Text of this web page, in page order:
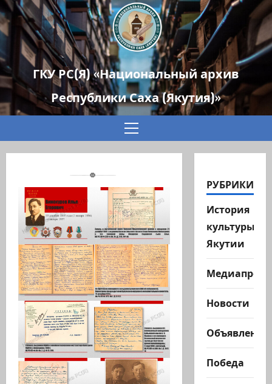
ГКУ РС(Я) «Национальный архив
Республики Саха (Якутия)»
Основное
РУБРИКИ
История
культуры
Якутии
Новости
Объявления
Победа